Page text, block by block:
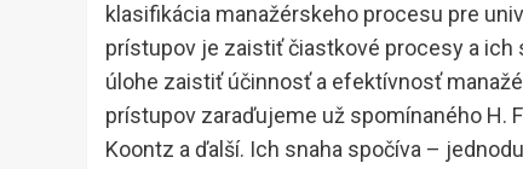
klasifikácia manažérskeho procesu pre
prístupov je zaistiť čiastkové procesy a ich
úlohe zaistiť účinnosť a efektívnosť
prístupov zaraďujeme už spomínaného H.
Koontz a ďalší. Ich snaha spočíva –